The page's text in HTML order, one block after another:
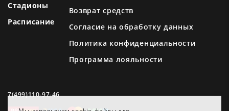
Стадионы
Расписание
Возврат средств
Согласие на обработку данных
Политика конфиденциальности
Программа лояльности
7(499)110-97-46